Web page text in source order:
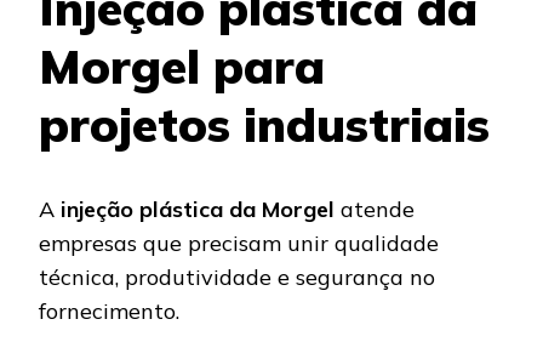
Morgel para
projetos industriais
A injeção plástica da Morgel atende
empresas que precisam unir qualidade
técnica, produtividade e segurança no
fornecimento.